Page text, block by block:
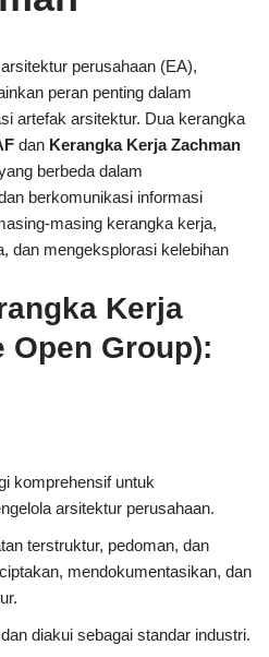
perusahaan (EA),
peran penting dalam
artefak arsitektur. Dua kerangka
dan Kerangka Kerja Zachman
berbeda dalam
berkomunikasi informasi
masing kerangka kerja,
dan mengeksplorasi kelebihan
Kerja
Open Group):
komprehensif untuk
arsitektur perusahaan.
terstruktur, pedoman, dan
mendokumentasikan, dan
diakui sebagai standar industri.